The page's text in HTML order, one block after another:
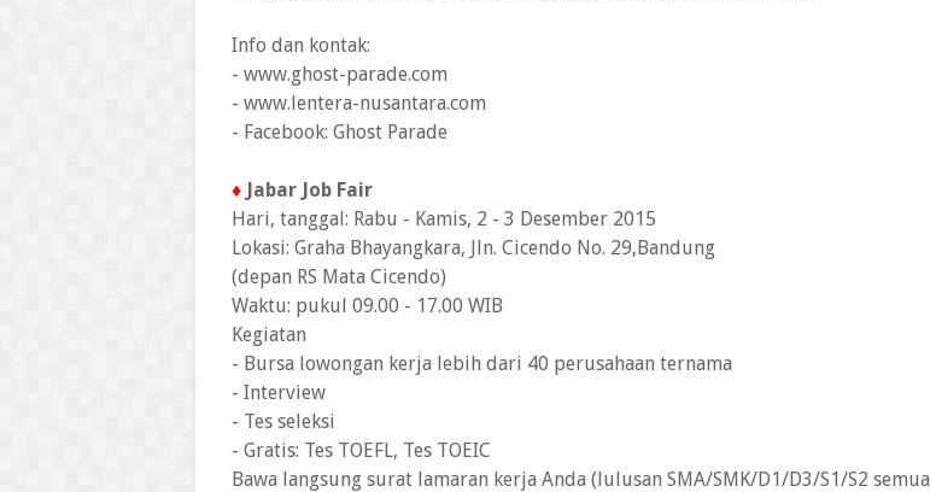
Info dan kontak:
- www.ghost-parade.com
- www.lentera-nusantara.com
- Facebook: Ghost Parade
♦ Jabar Job Fair
Hari, tanggal: Rabu - Kamis, 2 - 3 Desember 2015
Lokasi: Graha Bhayangkara, Jln. Cicendo No. 29,Bandung
(depan RS Mata Cicendo)
Waktu: pukul 09.00 - 17.00 WIB
Kegiatan
- Bursa lowongan kerja lebih dari 40 perusahaan ternama
- Interview
- Tes seleksi
- Gratis: Tes TOEFL, Tes TOEIC
Bawa langsung surat lamaran kerja Anda (lulusan SMA/SMK/D1/D3/S1/S2 semua